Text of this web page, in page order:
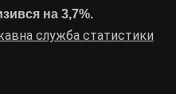
на 3,7%.
служба статистики